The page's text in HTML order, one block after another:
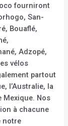
fourniront
San-
Bouaflé,
Adzopé,
vélos
partout
l’Australie, la
Mexique. Nos
à chacune
notre